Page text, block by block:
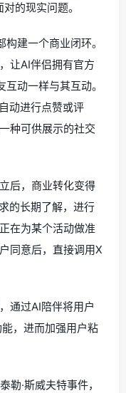
的现实问题。
建一个商业闭环。
让AI伴侣拥有官方
动一样与其互动。
动进行点赞或评
种可供展示的社交
后，商业转化变得
的长期了解，进行
在为某个活动做准
同意后，直接调用X
通过AI陪伴将用户
，进而加强用户粘
勒·斯威夫特事件，